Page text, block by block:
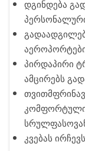
დგინდება
პირდაპირი
ამცირებს
კომფორტული
კვებას